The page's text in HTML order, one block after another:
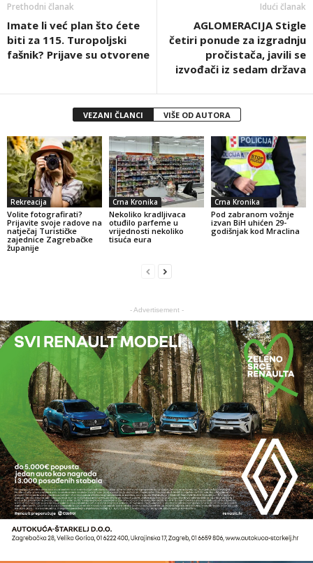
Prethodni članak
Imate li već plan što ćete
biti za 115. Turopoljski
fašnik? Prijave su otvorene
Idući članak
AGLOMERACIJA Stigle
četiri ponude za izgradnju
pročistača, javili se
izvođači iz sedam država
VEZANI ČLANCI VIŠE OD AUTORA
Rekreacija
Volite fotografirati?
Prijavite svoje radove na
natječaj Turističke
zajednice Zagrebačke
županije
Crna Kronika
Nekoliko kradljivaca
otuđilo parfeme u
vrijednosti nekoliko
tisuća eura
Crna Kronika
Pod zabranom vožnje
izvan BiH uhićen 29-
godišnjak kod Mraclina
- Advertisement -